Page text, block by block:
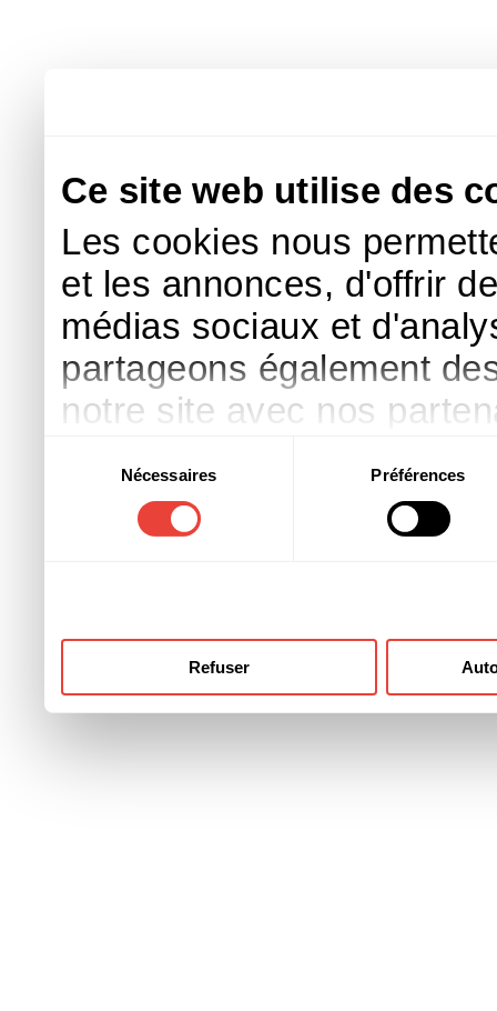
Ce site web utilise des
Les cookies nous
et les annonces, d'offrir
médias sociaux et
partageons également
notre site avec nos
d'autres informations
ont collectées lors de
consentement
Nécessaires Préférences
Refuser